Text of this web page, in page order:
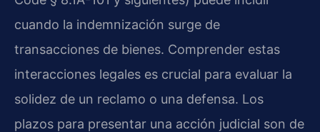
cuando la indemnización surge de
transacciones de bienes. Comprender estas
interacciones legales es crucial para evaluar la
solidez de un reclamo o una defensa. Los
plazos para presentar una acción judicial son de